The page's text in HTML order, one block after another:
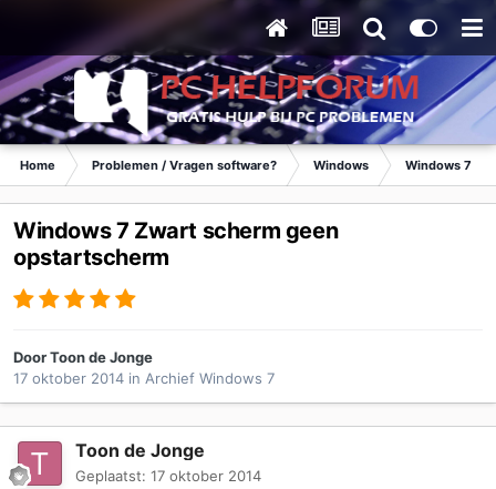
Home Problemen / Vragen software? Windows Windows 7
Windows 7 Zwart scherm geen
opstartscherm
DoorToon de Jonge
17 oktober 2014 in Archief Windows 7
Toon de Jonge
Geplaatst: 17 oktober 2014